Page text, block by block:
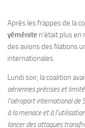
Après les frappes de la
yéménite n’était plus
des avions des Nations
internationales.
Lundi soir, la coalition
aériennes précises et
l’aéroport international de
à la menace et à
lancer des attaques